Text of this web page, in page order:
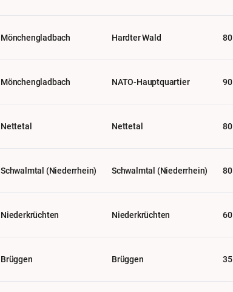
Mönchengladbach Hardter Wald
Mönchengladbach NATO-Hauptquartier
Nettetal Nettetal
Schwalmtal (Niederrhein) Schwalmtal (Niederrhein)
Niederkrüchten Niederkrüchten
Brüggen Brüggen